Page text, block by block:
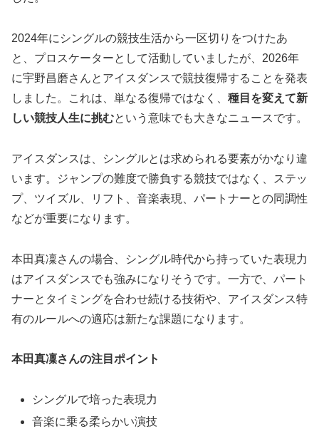
2024年にシングルの競技生活から一区切りをつけたあ
と、プロスケーターとして活動していましたが、2026年
に宇野昌磨さんとアイスダンスで競技復帰することを発表
しました。これは、単なる復帰ではなく、 種目を変えて新
しい競技人生に挑むという意味でも大きなニュースです。
アイスダンスは、シングルとは求められる要素がかなり違
います。ジャンプの難度で勝負する競技ではなく、ステッ
プ、ツイズル、リフト、音楽表現、パートナーとの同調性
などが重要になります。
本田真凜さんの場合、シングル時代から持っていた表現力
はアイスダンスでも強みになりそうです。一方で、パート
ナーとタイミングを合わせ続ける技術や、アイスダンス特
有のルールへの適応は新たな課題になります。
本田真凜さんの注目ポイント
シングルで培った表現力
音楽に乗る柔らかい演技